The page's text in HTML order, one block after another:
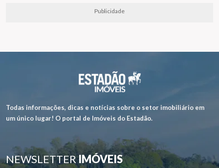
Publicidade
Todas informações, dicas e notícias sobre o setor imobiliário em
um único lugar! O portal de Imóveis do Estadão.
NEWSLETTERIMÓVEIS